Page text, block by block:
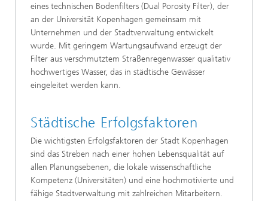
eines technischen Bodenfilters (Dual Porosity Filter), der
an der Universität Kopenhagen gemeinsam mit
Unternehmen und der Stadtverwaltung entwickelt
wurde. Mit geringem Wartungsaufwand erzeugt der
Filter aus verschmutztem Straßenregenwasser qualitativ
hochwertiges Wasser, das in städtische Gewässer
eingeleitet werden kann.
Städtische Erfolgsfaktoren
Die wichtigsten Erfolgsfaktoren der Stadt Kopenhagen
sind das Streben nach einer hohen Lebensqualität auf
allen Planungsebenen, die lokale wissenschaftliche
Kompetenz (Universitäten) und eine hochmotivierte und
fähige Stadtverwaltung mit zahlreichen Mitarbeitern.